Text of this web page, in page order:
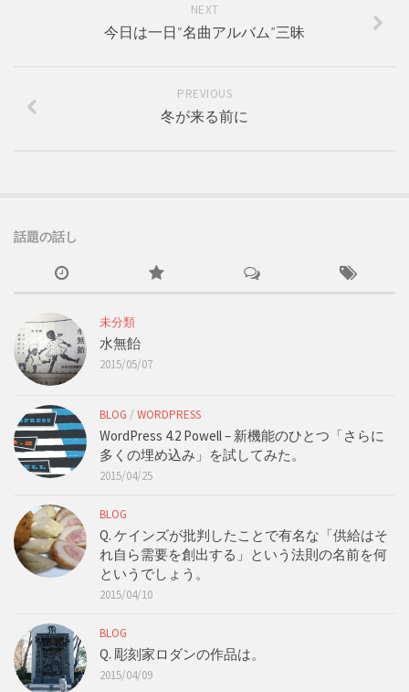
NEXT
今日は一日“名曲アルバム”三昧
PREVIOUS
冬が来る前に
話題の話し
未分類
水無飴
2015/05/07
BLOG / WORDPRESS
WordPress 4.2 Powell – 新機能のひとつ「さらに
多くの埋め込み」を試してみた。
2015/04/25
BLOG
Q. ケインズが批判したことで有名な「供給はそ
れ自ら需要を創出する」という法則の名前を何
というでしょう。
2015/04/10
BLOG
Q. 彫刻家ロダンの作品は。
2015/04/09